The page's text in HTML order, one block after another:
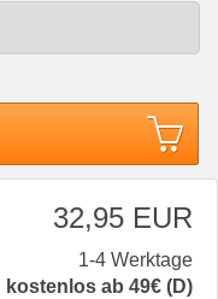
32,95 EUR
1-4 Werktage
kostenlos ab 49€ (D)